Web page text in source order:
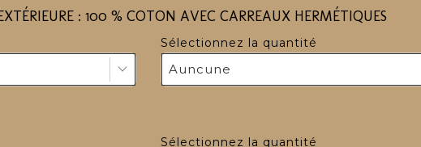
: 100 % COTON AVEC CARREAUX HERMÉTIQUES
Sélectionnez la quantité
Auncune
Sélectionnez la quantité